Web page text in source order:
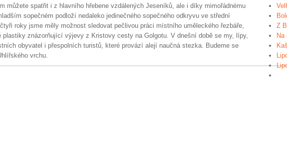
můžete spatřit i z hlavního hřebene vzdálených Jeseníků, ale i díky mimořádnému
sopečném podloží nedaleko jedinečného sopečného odkryvu ve střední
roky jsme měly možnost sledovat pečlivou práci místního uměleckého řezbáře,
plastiky znázorňující výjevy z Kristovy cesty na Golgotu. V dnešní době se my, lípy,
obyvatel i přespolních turistů, které provází alejí naučná stezka. Budeme se
vrchu.
Z
Na